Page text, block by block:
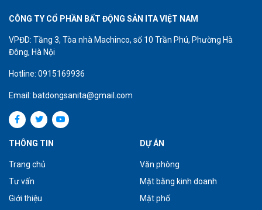
CÔNG TY CỔ PHẦN BẤT ĐỘNG SẢN ITA VIỆT NAM
VPĐD: Tầng 3, Tòa nhà Machinco, số 10 Trần Phú, Phường Hà
Đông, Hà Nội
Hotline: 0915169936
Email: batdongsanita@gmail.com
THÔNG TIN
Trang chủ
Tư vấn
Giới thiệu
DỰ ÁN
Văn phòng
Mặt bằng kinh doanh
Mặt phố